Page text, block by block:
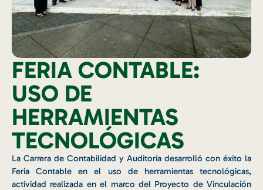
FERIA CONTABLE:
USO DE
HERRAMIENTAS
TECNOLÓGICAS
La Carrera de Contabilidad y Auditoría desarrolló con éxito la
Feria Contable en el uso de herramientas tecnológicas,
actividad realizada en el marco del Proyecto de Vinculación